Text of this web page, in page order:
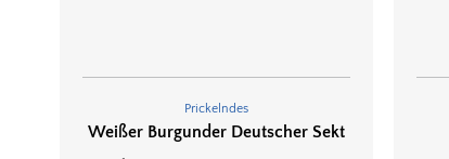
Prickelndes
Weißer Burgunder Deutscher Sekt